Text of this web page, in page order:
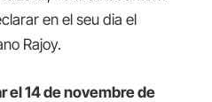
en el seu dia el
Rajoy.
el 14 de novembre de